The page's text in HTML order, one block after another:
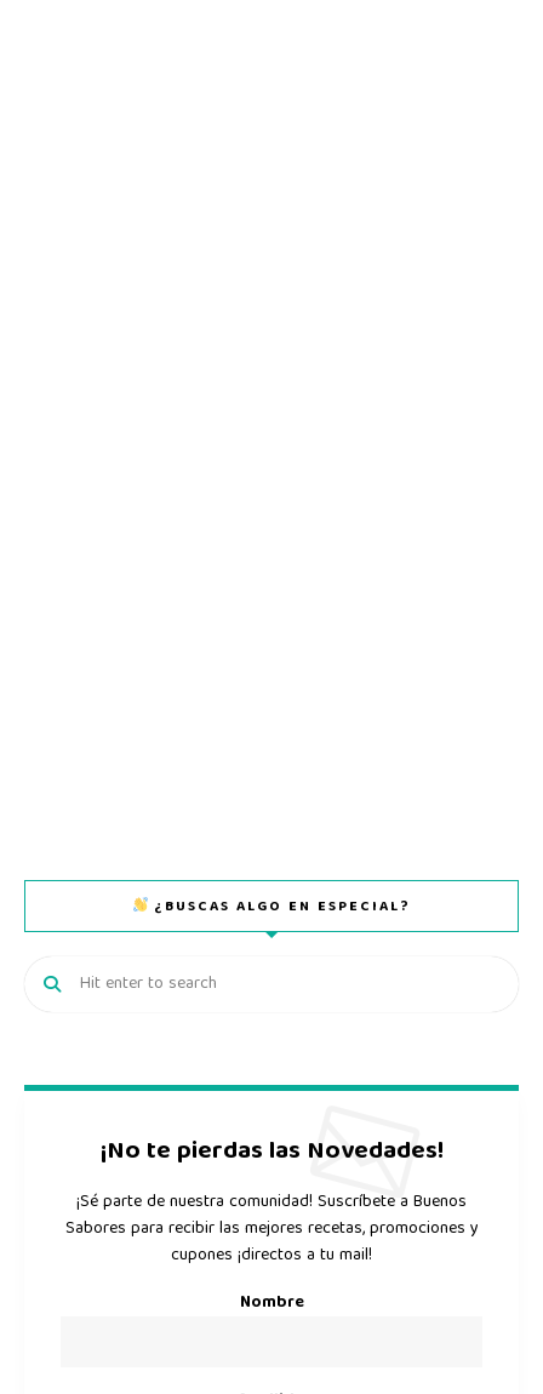
¿BUSCAS ALGO EN ESPECIAL?
¡No te pierdas las Novedades!
¡Sé parte de nuestra comunidad! Suscríbete a Buenos
Sabores para recibir las mejores recetas, promociones y
cupones ¡directos a tu mail!
Nombre